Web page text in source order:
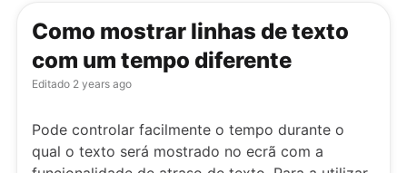
Como mostrar linhas de texto
com um tempo diferente
Editado 2 years ago
Pode controlar facilmente o tempo durante o
qual o texto será mostrado no ecrã com a